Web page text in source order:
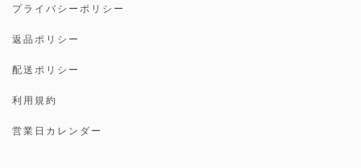
プライバシーポリシー
返品ポリシー
配送ポリシー
利用規約
営業日カレンダー